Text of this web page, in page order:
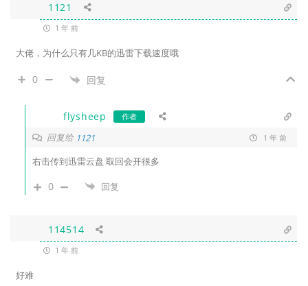
1121
1 年 前
大佬，为什么只有几KB的迅雷下载速度哦
0 回复
flysheep 作者
回复给 1121 1 年 前
右击传到迅雷云盘 取回会开很多
0 回复
114514
1 年 前
好难